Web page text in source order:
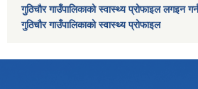
गुठिचौर गाउँपालिकाको स्वास्थ्य प्रोफाइल लगइन गर्न
गुठिचौर गाउँपालिकाको स्वास्थ्य प्रोफाइल